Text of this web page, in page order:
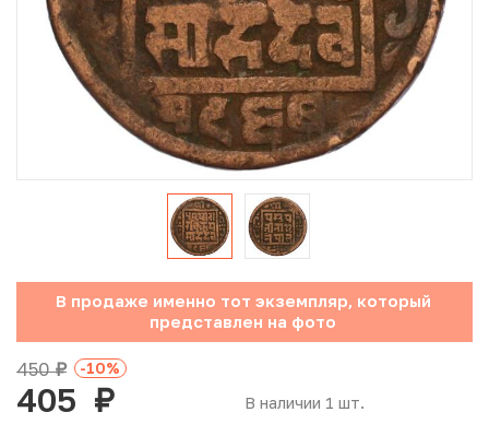
Юбилейные монеты Банка России (с 1999 года)
Памятные и инвестиционные монеты СССР и России
Иностранные монеты
Неофициальные выпуски монет (Unusual)
Античные и средневековые монеты
Наборы монет
Инвестиционные монеты
В продаже именно тот экземпляр, который
представлен на фото
В наличии 1 шт.
450руб. -10%
405 руб.